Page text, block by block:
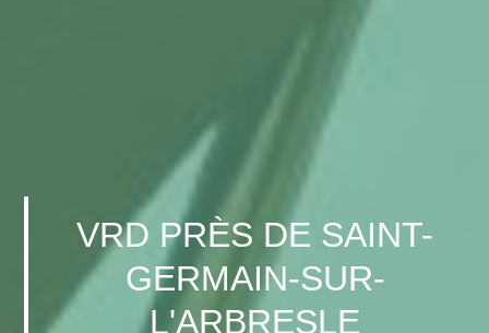
VRD PRÈS DE SAINT-
GERMAIN-SUR-
L'ARBRESLE